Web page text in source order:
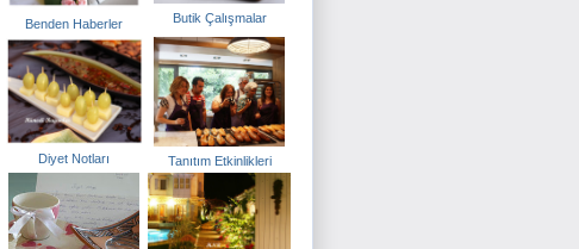
Benden Haberler Butik Çalışmalar
Diyet Notları Tanıtım Etkinlikleri